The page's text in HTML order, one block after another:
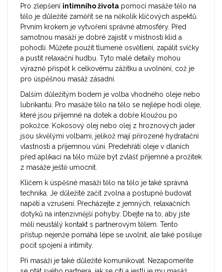
Pro zlepšení intimního života pomocí masáže tělo na
tělo je důležité zaměřit se na několik klíčových aspektů.
Prvním krokem je vytvoření správné atmosféry. Před
samotnou masáží je dobré zajistit v místnosti klid a
pohodlí. Můžete použít tlumené osvětlení, zapálit svíčky
a pustit relaxační hudbu. Tyto malé detaily mohou
výrazně přispět k celkovému zážitku a uvolnění, což je
pro úspěšnou masáž zásadní.
Dalším důležitým bodem je volba vhodného oleje nebo
lubrikantu. Pro masáže tělo na tělo se nejlépe hodí oleje,
které jsou příjemné na dotek a dobře kloužou po
pokožce. Kokosový olej nebo olej z hroznových jader
jsou skvělými volbami, jelikož mají přirozené hydratační
vlastnosti a příjemnou vůni. Předehřátí oleje v dlaních
před aplikací na tělo může být zvlášť příjemné a prožitek
z masáže ještě umocnit.
Klíčem k úspěšné masáži tělo na tělo je také správná
technika. Je důležité začít zvolna a postupně budovat
napětí a vzrušení. Přecházejte z jemných, relaxačních
dotyků na intenzivnější pohyby. Dbejte na to, aby jste
měli neustálý kontakt s partnerovým tělem. Tento
přístup nejenže pomáhá lépe se uvolnit, ale také posiluje
pocit spojení a intimity.
Při masáži je také důležité komunikovat. Nezapomeňte